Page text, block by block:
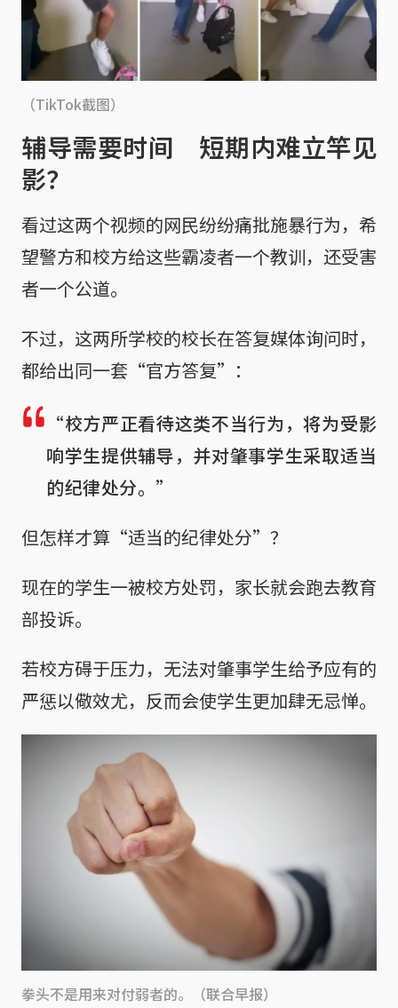
（TikTok截图）
辅导需要时间 短期内难立竿见
影？
看过这两个视频的网民纷纷痛批施暴行为，希
望警方和校方给这些霸凌者一个教训，还受害
者一个公道。
不过，这两所学校的校长在答复媒体询问时，
都给出同一套“官方答复”：
“校方严正看待这类不当行为，将为受影
响学生提供辅导，并对肇事学生采取适当
的纪律处分。”
但怎样才算“适当的纪律处分”？
现在的学生一被校方处罚，家长就会跑去教育
部投诉。
若校方碍于压力，无法对肇事学生给予应有的
严惩以儆效尤，反而会使学生更加肆无忌惮。
拳头不是用来对付弱者的。（联合早报）